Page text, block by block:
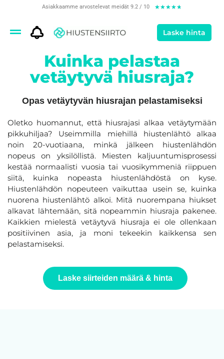
Asiakkaamme arvostelevat meidät 9.2 / 10 ★★★★★
Laske hinta
Kuinka pelastaa
vetäytyvä hiusraja?
Opas vetäytyvän hiusrajan pelastamiseksi
Oletko huomannut, että hiusrajasi alkaa vetäytymään
pikkuhiljaa? Useimmilla miehillä hiustenlähtö alkaa
noin 20-vuotiaana, minkä jälkeen hiustenlähdön
nopeus on yksilöllistä. Miesten kaljuuntumisprosessi
kestää normaalisti vuosia tai vuosikymmeniä riippuen
siitä, kuinka nopeasta hiustenlähdöstä on kyse.
Hiustenlähdön nopeuteen vaikuttaa usein se, kuinka
nuorena hiustenlähtö alkoi. Mitä nuorempana hiukset
alkavat lähtemään, sitä nopeammin hiusraja pakenee.
Kaikkien mielestä vetäytyvä hiusraja ei ole ollenkaan
positiivinen asia, ja moni tekeekin kaikkensa sen
pelastamiseksi.
Laske siirteiden määrä & hinta